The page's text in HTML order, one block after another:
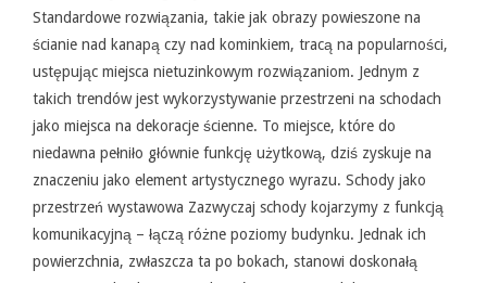
Standardowe rozwiązania, takie jak obrazy powieszone na
ścianie nad kanapą czy nad kominkiem, tracą na popularności,
ustępując miejsca nietuzinkowym rozwiązaniom. Jednym z
takich trendów jest wykorzystywanie przestrzeni na schodach
jako miejsca na dekoracje ścienne. To miejsce, które do
niedawna pełniło głównie funkcję użytkową, dziś zyskuje na
znaczeniu jako element artystycznego wyrazu. Schody jako
przestrzeń wystawowa Zazwyczaj schody kojarzymy z funkcją
komunikacyjną – łączą różne poziomy budynku. Jednak ich
powierzchnia, zwłaszcza ta po bokach, stanowi doskonałą